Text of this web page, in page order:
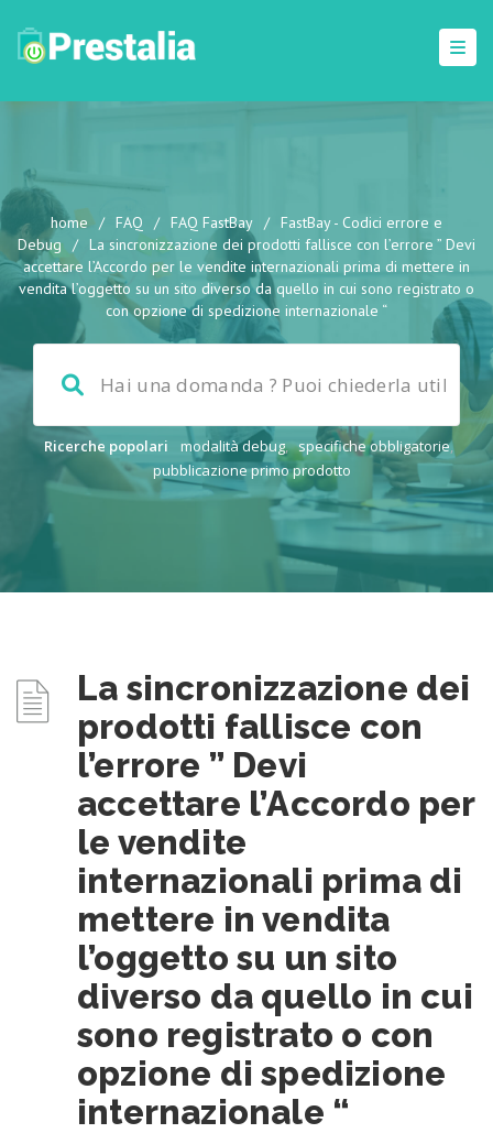
home / FAQ / FAQ FastBay / FastBay - Codici errore e
Debug / La sincronizzazione dei prodotti fallisce con l’errore ” Devi
accettare l’Accordo per le vendite internazionali prima di mettere in
vendita l’oggetto su un sito diverso da quello in cui sono registrato o
con opzione di spedizione internazionale “
Ricerche popolari modalità debug, specifiche obbligatorie,
pubblicazione primo prodotto
La sincronizzazione dei
prodotti fallisce con
l’errore ” Devi
accettare l’Accordo per
le vendite
internazionali prima di
mettere in vendita
l’oggetto su un sito
diverso da quello in cui
sono registrato o con
opzione di spedizione
internazionale “